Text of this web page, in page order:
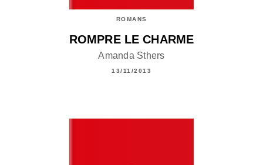
ROMANS
ROMPRE LE CHARME
Amanda Sthers
13/11/2013